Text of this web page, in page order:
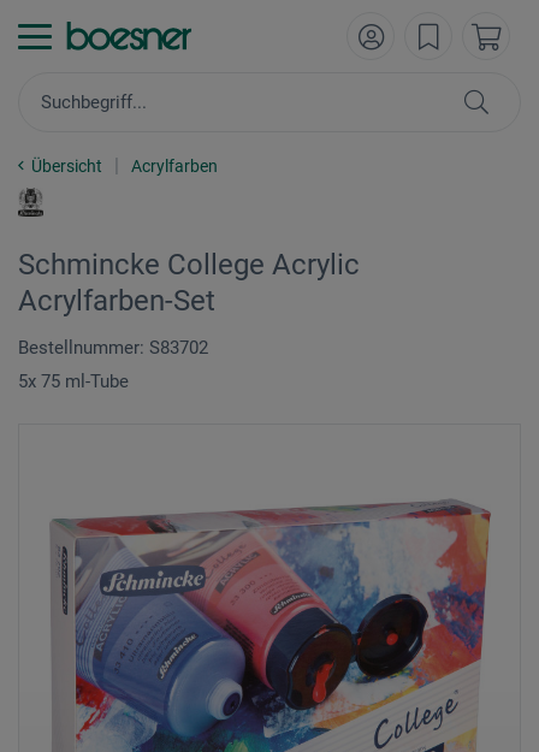
Übersicht Acrylfarben
Schmincke College Acrylic
Acrylfarben-Set
Bestellnummer: S83702
5x 75 ml-Tube